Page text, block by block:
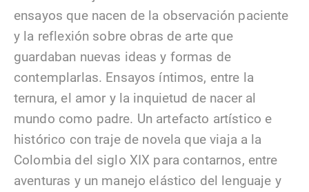
ensayos que nacen de la observación paciente
y la reflexión sobre obras de arte que
guardaban nuevas ideas y formas de
contemplarlas. Ensayos íntimos, entre la
ternura, el amor y la inquietud de nacer al
mundo como padre. Un artefacto artístico e
histórico con traje de novela que viaja a la
Colombia del siglo XIX para contarnos, entre
aventuras y un manejo elástico del lenguaje y